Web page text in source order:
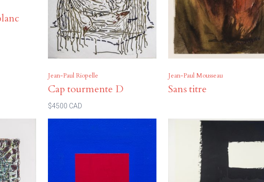
Jean-Paul Riopelle
Cap tourmente D
$4500 CAD
Jean-Paul Mousseau
Sans titre